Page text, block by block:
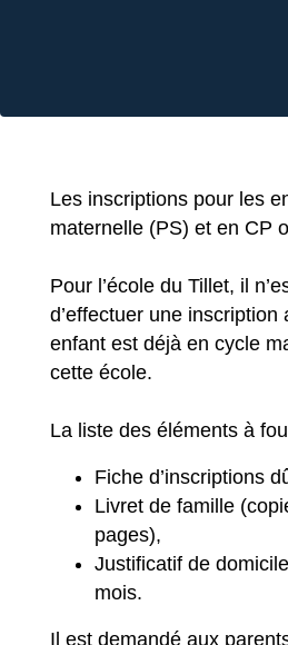
Les inscriptions pour les
maternelle (PS) et en CP
Pour l’école du Tillet, il
d’effectuer une inscription
enfant est déjà en cycle
cette école.
La liste des éléments à
Fiche d’inscriptions
Livret de famille
pages),
Justificatif de
mois.
Il est demandé aux